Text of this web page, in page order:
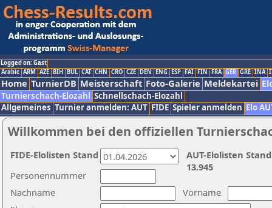
Logged on: Gast
Arabic ARM AZE BIH BUL CAT CHN CRO CZE DEN ENG ESP FAI FIN FRA GER GRE INA
Home TurnierDB Meisterschaft Foto-Galerie Meldekartei
Turnierschach-Elozahl Schnellschach-Elozahl
Allgemeines Turnier anmelden: AUT FIDE Spieler anmelden Elo
Willkommen bei den offiziellen
Nachname
Vorname
Personennummer
AUT-Elolisten
13.945
FIDE-Elolisten Stand